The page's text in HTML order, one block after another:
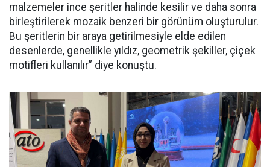
malzemeler ince şeritler halinde kesilir ve daha sonra
birleştirilerek mozaik benzeri bir görünüm oluşturulur.
Bu şeritlerin bir araya getirilmesiyle elde edilen
desenlerde, genellikle yıldız, geometrik şekiller, çiçek
motifleri kullanılır” diye konuştu.